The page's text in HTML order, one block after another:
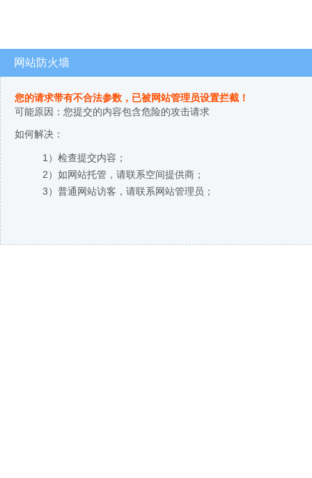
网站防火墙
您的请求带有不合法参数，已被网站管理员设置拦截！
可能原因：您提交的内容包含危险的攻击请求
如何解决：
1）检查提交内容；
2）如网站托管，请联系空间提供商；
3）普通网站访客，请联系网站管理员；